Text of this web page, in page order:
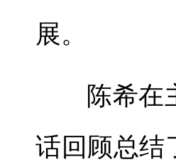
展。
陈希在
话回顾总结